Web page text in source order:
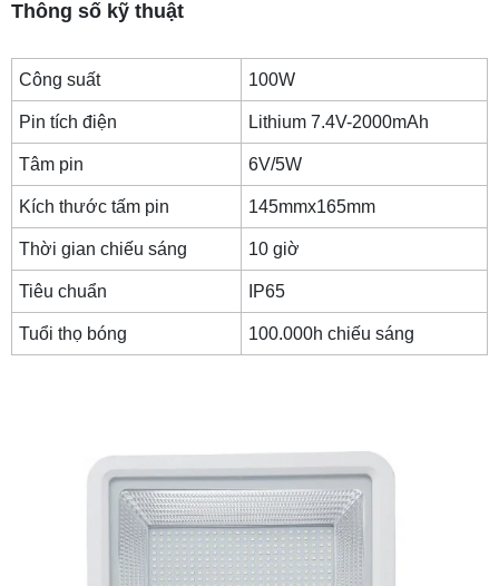
Thông số kỹ thuật
Công suất 100W
Pin tích điện Lithium 7.4V-2000mAh
Tâm pin 6V/5W
Kích thước tấm pin 145mmx165mm
Thời gian chiếu sáng 10 giờ
Tiêu chuẩn IP65
Tuổi thọ bóng 100.000h chiếu sáng